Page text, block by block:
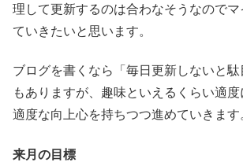
理して更新するのは合わなそうなので
ていきたいと思います。
ブログを書くなら「毎日更新しないと
もありますが、趣味といえるくらい適度
適度な向上心を持ちつつ進めていきます
来月の目標